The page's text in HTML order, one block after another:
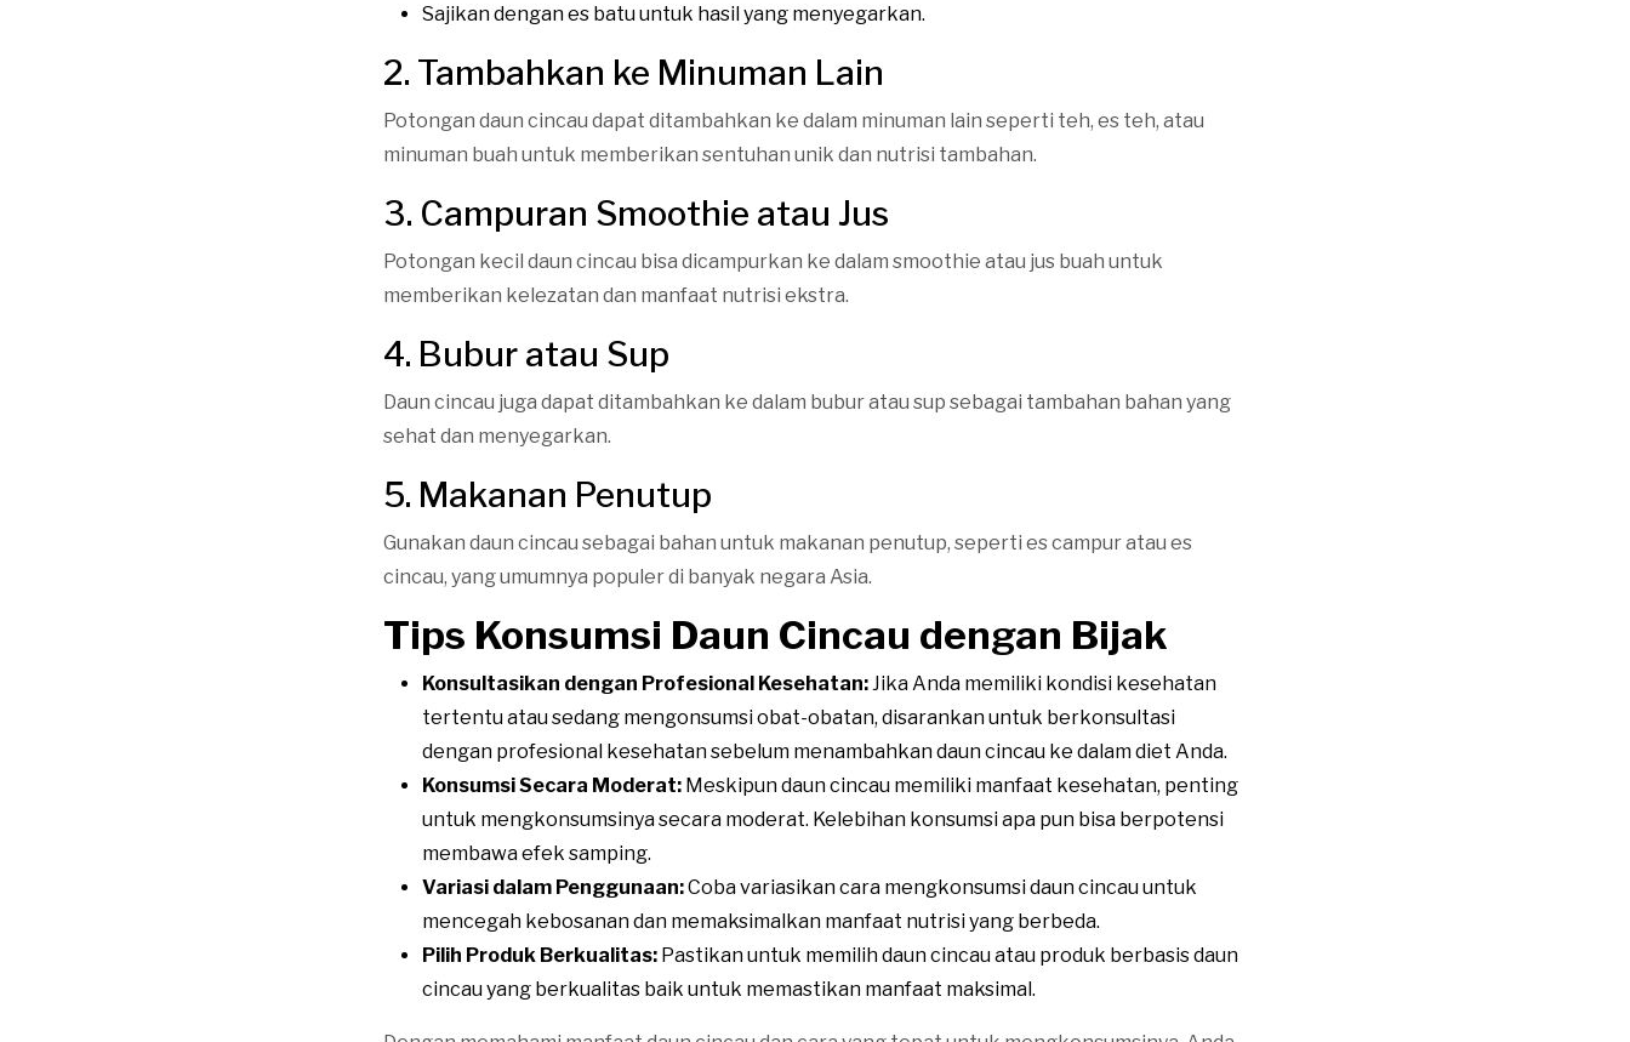
Sajikan dengan es batu untuk hasil yang menyegarkan.
2. Tambahkan ke Minuman Lain
Potongan daun cincau dapat ditambahkan ke dalam minuman lain seperti teh, es teh, atau
minuman buah untuk memberikan sentuhan unik dan nutrisi tambahan.
3. Campuran Smoothie atau Jus
Potongan kecil daun cincau bisa dicampurkan ke dalam smoothie atau jus buah untuk
memberikan kelezatan dan manfaat nutrisi ekstra.
4. Bubur atau Sup
Daun cincau juga dapat ditambahkan ke dalam bubur atau sup sebagai tambahan bahan yang
sehat dan menyegarkan.
5. Makanan Penutup
Gunakan daun cincau sebagai bahan untuk makanan penutup, seperti es campur atau es
cincau, yang umumnya populer di banyak negara Asia.
Tips Konsumsi Daun Cincau dengan Bijak
Konsultasikan dengan Profesional Kesehatan: Jika Anda memiliki kondisi kesehatan
tertentu atau sedang mengonsumsi obat-obatan, disarankan untuk berkonsultasi
dengan profesional kesehatan sebelum menambahkan daun cincau ke dalam diet Anda.
Konsumsi Secara Moderat: Meskipun daun cincau memiliki manfaat kesehatan, penting
untuk mengkonsumsinya secara moderat. Kelebihan konsumsi apa pun bisa berpotensi
membawa efek samping.
Variasi dalam Penggunaan:Coba variasikan cara mengkonsumsi daun cincau untuk
mencegah kebosanan dan memaksimalkan manfaat nutrisi yang berbeda.
Pilih Produk Berkualitas: Pastikan untuk memilih daun cincau atau produk berbasis daun
cincau yang berkualitas baik untuk memastikan manfaat maksimal.